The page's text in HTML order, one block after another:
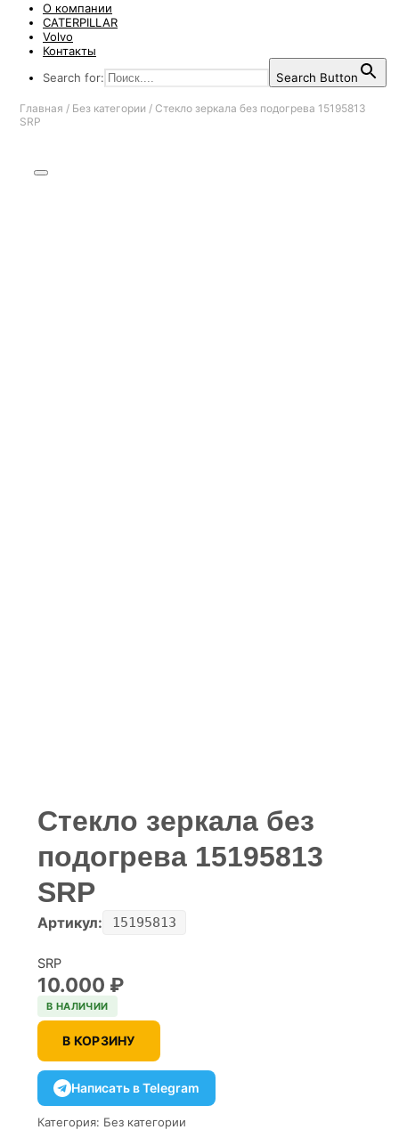
О компании
CATERPILLAR
Volvo
Контакты
Search for:
Search Button
Главная / Без категории / Стекло зеркала без подогрева 15195813
SRP
Стекло зеркала без
подогрева 15195813
SRP
Артикул: 15195813
SRP
10.000 ₽
В НАЛИЧИИ
В КОРЗИНУ
Написать в Telegram
Категория: Без категории